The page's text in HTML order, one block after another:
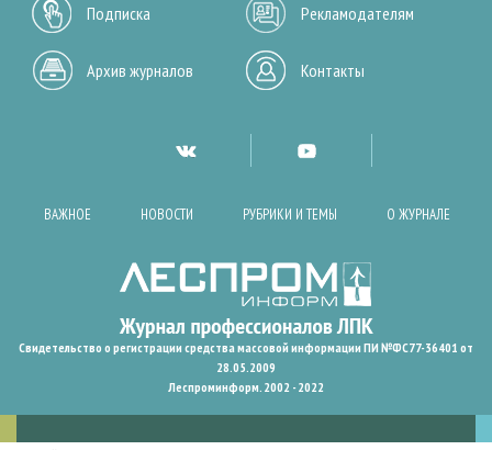
Подписка Рекламодателям
Архив журналов Контакты
ВАЖНОЕ НОВОСТИ РУБРИКИ И ТЕМЫ О ЖУРНАЛЕ
Свидетельство о регистрации средства массовой информации ПИ №ФС77-36401 от
28.05.2009
Леспроминформ. 2002 - 2022